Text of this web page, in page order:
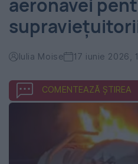
aeronavei
Iulia Moise 17 iunie 2026,
COMENTEAZĂ ȘTIREA